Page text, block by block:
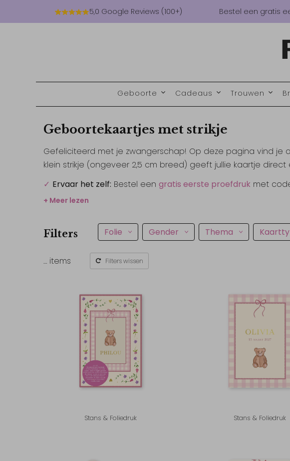
5,0 Google Reviews (100+) Bestel een gratis
Geboorte Cadeaus Trouwen
Geboortekaartjes met strikje
Gefeliciteerd met je zwangerschap! Op deze pagina vind je
klein strikje (ongeveer 2,5 cm breed) geeft jullie kaartje
✓ Ervaar het zelf: Bestel een gratis eerste proefdruk met
+ Meer lezen
Filters Folie Gender Thema
… items Filters wissen
Stans & Foliedruk Stans & Foliedruk